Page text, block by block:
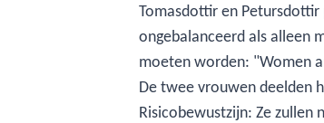
Tomasdottir en
ongebalanceerd als alleen
moeten worden: "Women
De twee vrouwen deelden
Risicobewustzijn: Ze zullen